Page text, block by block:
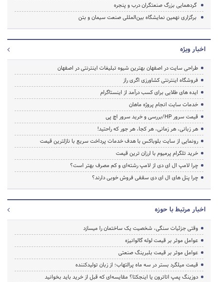
گردهمایی بزرگ صنعتگران درب و پنجره
برگزاری نهمین نمایشگاه بین‌المللی صنعت سیمان و بتن
اخبار ویژه
طراحی سایت در اصفهان بهترین شیوه تبلیغات اینترنتی در اصفهان
فروشگاه اینترنتی کشاورزی اگری راز
ایده های طلایی برای کسب درآمد از اینستاگرام
خدمات سایت انجام پروژه ماهان
قیمت سرور HP/بررسی و خرید سرور اچ پی
هر زبانی، هر زمانی، هر کجا، هر جور که راحتید!
رونمایی از سایت بلوباکس با هدف خدمات پرداخت سریع با نازلترین قیمت
خرید تلگرام پرمیوم با ارزان ترین قیمت
چرا لامپ ال ای دی از لامپ رشته‌ای و کم مصرف بهتر است؟
چرا پنل های ال ای دی سقفی فروش خوبی دارند؟
اخبار مرتبط با حوزه
وقتی جزئیات سنگی، شخصیت یک ساختمان را میسازد
عوامل موثر بر قیمت لوله گالوانیزه
عوامل موثر بر قیمت بلبرینگ صنعتی
قیمت میلگرد بستر در سه ماه پرالتهاب؛ از زبان تولیدکننده
دوزینگ پمپ اتاترون یا اینجکتا؟ مقایسه‌ای که قبل از خرید باید بخوانید